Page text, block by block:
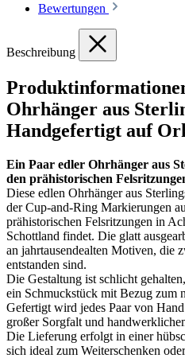
Bewertungen
Beschreibung
Ohrhänger aus
Handgefertigt auf
Ein Paar edler Ohrhänger aus
den prähistorischen
Diese edlen Ohrhänger aus
der Cup-and-Ring Markierungen
prähistorischen Felsritzungen in
Schottland findet. Die glatt
an jahrtausendealten Motiven, die
entstanden sind.
Die Gestaltung ist schlicht
ein Schmuckstück mit Bezug zum
Gefertigt wird jedes Paar von
großer Sorgfalt und
Die Lieferung erfolgt in einer
sich ideal zum Weiterschenken